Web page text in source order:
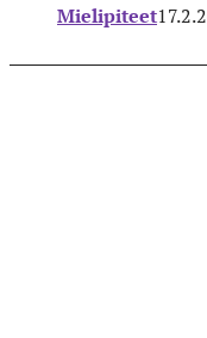
Mielipiteet